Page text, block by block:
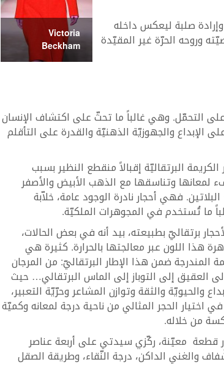
Victoria
Beckham
صلبة ليعكس داخله
وروحه الحرّة غير المقيّدة
على التحمّل. وهي غالباً ما تحثّ على اكتشاف الإنسان
الإبداع والجهوزيّة الذهنيّة والقدرة على التأقلم
البرتقاليّة إقبالاً منقطع النظير بسبب
لمعانها وتناسقها مع الذهب الأبيض والأصفر
فهي أحجار نادرة الوجود عامة، خلاّبة
ما تُستخدم في المجوهرات الملكيّة.
برتقاليّ بطبيعته، بيد أنه في بعض الحالات،
هذا اللون عبر معالجتها بالحرارة. كثيرة هي
المندرجة ضمن هذا الإطار البرتقاليّ: من المرجان
العقيق إلى التوباز إلى الماس البرتقالي… حيث
والحيويّة والثقة وتوازن المشاعر وحرّيّة التعبير،
اختيار الحجر المثالي من ناحية درجة لمعانه وكميّة
من خلاله.
قطعة معيّنة، ركّزي سيدتي على أربعة عناصر
والغني الداكن، درجة النّقاء، وطريقة الصقل